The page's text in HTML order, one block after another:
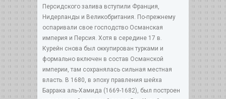
Персидского залива вступили Франция,
Нидерланды и Великобритания. По-прежнему
оспаривали свое господство Османская
империя и Персия. Хотя в середине 17 в.
Курейн снова был оккупирован турками и
формально включен в состав Османской
империи, там сохранялась сильная местная
власть. В 1680, в эпоху правления шейха
Баррака аль-Хамида (1669-1682), был построен